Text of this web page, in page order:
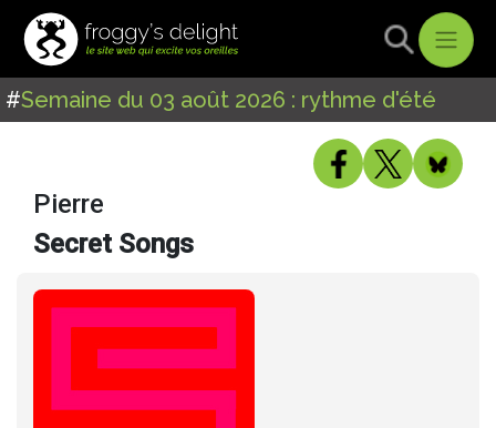
#Semaine du 03 août 2026 : rythme d'été
Pierre
Secret Songs